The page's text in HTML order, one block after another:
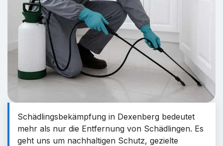
Schädlingsbekämpfung in Dexenberg bedeutet
mehr als nur die Entfernung von Schädlingen. Es
geht uns um nachhaltigen Schutz, gezielte